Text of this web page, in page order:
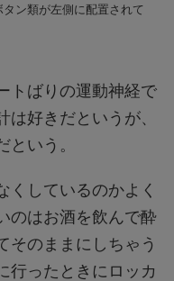
ン類が左側に配置されて
トばりの運動神経で
は好きだというが、
いう。
しているのかよく
のはお酒を飲んで酔
そのままにしちゃう
行ったときにロッカ